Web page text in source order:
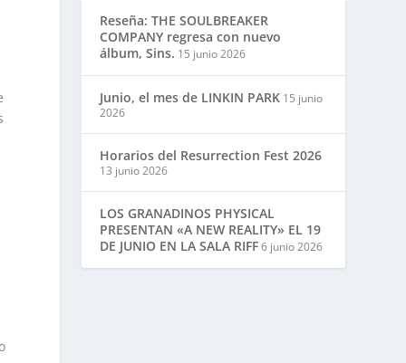
Reseña: THE SOULBREAKER
COMPANY regresa con nuevo
álbum, Sins. 15 junio 2026
Junio, el mes de LINKIN PARK 15 junio
2026
Horarios del Resurrection Fest 2026
13 junio 2026
LOS GRANADINOS PHYSICAL
PRESENTAN «A NEW REALITY» EL 19
DE JUNIO EN LA SALA RIFF6 junio 2026